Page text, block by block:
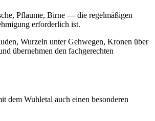
Pflaume, Birne — die regelmäßigen
erforderlich ist.
Wurzeln unter Gehwegen, Kronen über
übernehmen den fachgerechten
Wuhletal auch einen besonderen